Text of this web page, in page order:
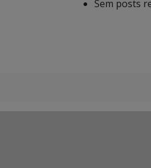
Sem posts